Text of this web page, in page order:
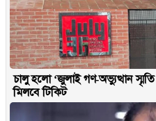
চালু হলো ‘জুলাই গণ-অভ্যুত্থান
মিলবে টিকিট